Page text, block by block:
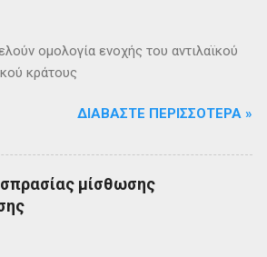
ομολογία ενοχής του αντιλαϊκού
κράτους
ΔΙΑΒΆΣΤΕ ΠΕΡΙΣΣΌΤΕΡΑ »
μίσθωσης